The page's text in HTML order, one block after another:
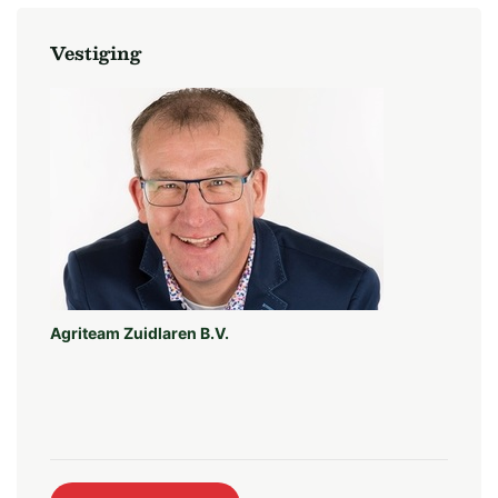
Betaling:
Bij aktepassering, de overdrachtsakte zal uiterlijk 20
maart 2026 dienen te passeren via het Notariskantoor
Borger-Odoorn te Borger.
Vanaf aktepassering of zoveel eerder of later als
partijen onderling overeenkomen.
Jachtrecht:
mais aardappelen suikerbieten zomergerst
Vestiging
Agriteam Zuidlaren B.V.